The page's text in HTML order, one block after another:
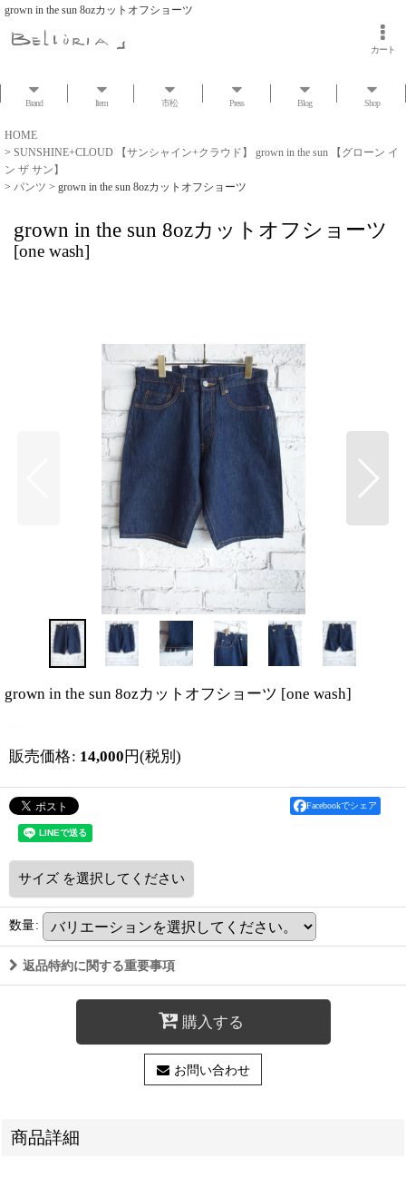
grown in the sun 8ozカットオフショーツ
カート
Brand Item 市松 Press Blog Shop
HOME
> SUNSHINE+CLOUD 【サンシャイン+クラウド】 grown in the sun 【グローン イ
ン ザ サン】
> パンツ > grown in the sun 8ozカットオフショーツ
grown in the sun 8ozカットオフショーツ
[one wash]
grown in the sun 8ozカットオフショーツ [one wash]
販売価格: 14,000 円(税別)
Facebookでシェア
サイズ を選択してください
数量:
返品特約に関する重要事項
購入する
お問い合わせ
商品詳細